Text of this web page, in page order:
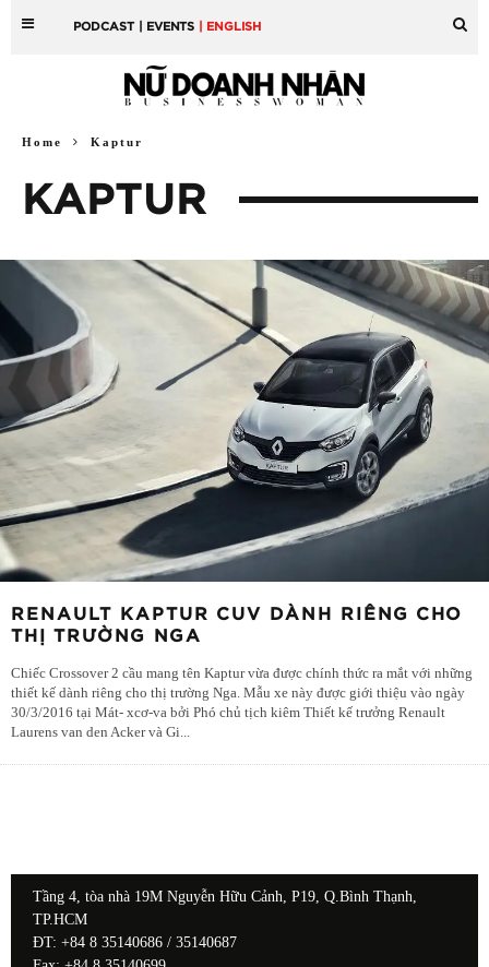
PODCAST | EVENTS | ENGLISH
Home Kaptur
KAPTUR
RENAULT KAPTUR CUV DÀNH RIÊNG CHO
THỊ TRƯỜNG NGA
Chiếc Crossover 2 cầu mang tên Kaptur vừa được chính thức ra mắt với những
thiết kế dành riêng cho thị trường Nga. Mẫu xe này được giới thiệu vào ngày
30/3/2016 tại Mát- xcơ-va bởi Phó chủ tịch kiêm Thiết kế trưởng Renault
Laurens van den Acker và Gi...
Tầng 4, tòa nhà 19M Nguyễn Hữu Cảnh, P19, Q.Bình Thạnh,
TP.HCM
ĐT: +84 8 35140686 / 35140687